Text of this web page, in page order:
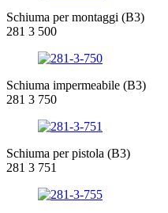
Schiuma per montaggi (B3)
281 3 500
Schiuma impermeabile (B3)
281 3 750
Schiuma per pistola (B3)
281 3 751